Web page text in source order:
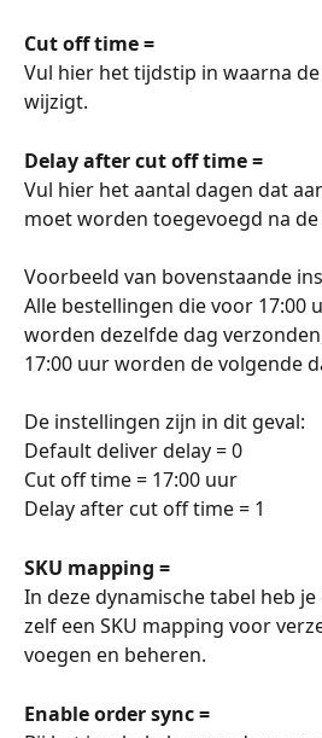
Cut off time =
Vul hier het tijdstip in waarna
wijzigt.
Delay after cut off time =
Vul hier het aantal dagen dat
moet worden toegevoegd na
Voorbeeld van bovenstaande
Alle bestellingen die voor 17:00
worden dezelfde dag
17:00 uur worden de volgende
De instellingen zijn in dit geval:
Default deliver delay = 0
Cut off time = 17:00 uur
Delay after cut off time = 1
SKU mapping =
In deze dynamische tabel heb
zelf een SKU mapping voor
voegen en beheren.
Enable order sync =